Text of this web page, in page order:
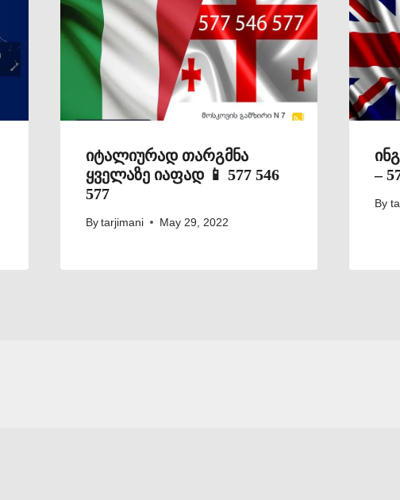
იტალიურად თარგმნა
ყველაზე იაფად 📱 577 546
577
By tarjimani May 29, 2022
–
By